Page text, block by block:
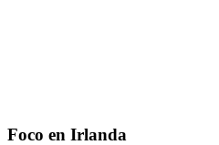
Foco en Irlanda